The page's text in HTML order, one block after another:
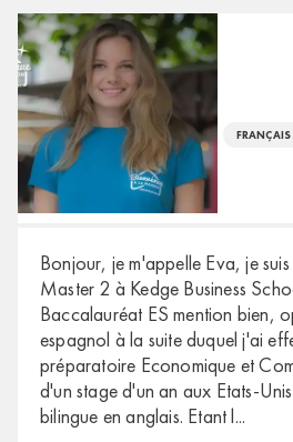
FRANÇAIS
Bonjour, je m'appelle Eva, je
Master 2 à Kedge Business
Baccalauréat ES mention bien,
espagnol à la suite duquel j'ai
préparatoire Economique et
d'un stage d'un an aux Etats-
bilingue en anglais. Etant l...